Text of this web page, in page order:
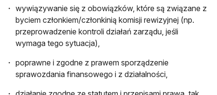
wywiązywanie się z obowiązków, które są związane z
byciem członkiem/członkinią komisji rewizyjnej (np.
przeprowadzenie kontroli działań zarządu, jeśli
wymaga tego sytuacja),
poprawne i zgodne z prawem sporządzenie
sprawozdania finansowego i z działalności,